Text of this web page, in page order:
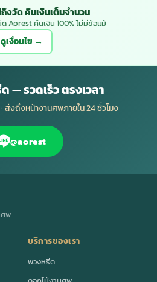
งวัด คืนเงินเต็มจำนวน
Aorest คืนเงิน 100% ไม่มีข้อแม้
ดูเงื่อนไข →
— รวดเร็ว ตรงเวลา
ส่งถึงหน้างานศพภายใน 24 ชั่วโมง
@aorest
พ
บริการของเรา
พวงหรีด